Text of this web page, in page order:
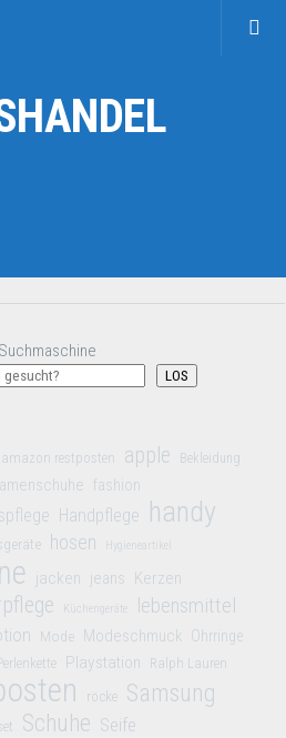
LOS
amazon restposten apple Bekleidung
fashion
Handpflege handy
hosen Hygieneartikel
jacken jeans Kerzen
Küchengeräte lebensmittel
Mode Modeschmuck Ohrringe
Playstation Ralph Lauren
röcke Samsung
Schuhe Seife